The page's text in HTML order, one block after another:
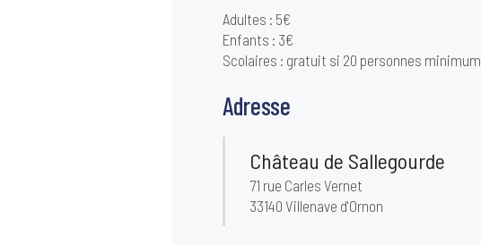
Adultes : 5€
Enfants : 3€
Scolaires : gratuit si 20 personnes minimum
Adresse
Château de Sallegourde
71 rue Carles Vernet
33140 Villenave d'Ornon